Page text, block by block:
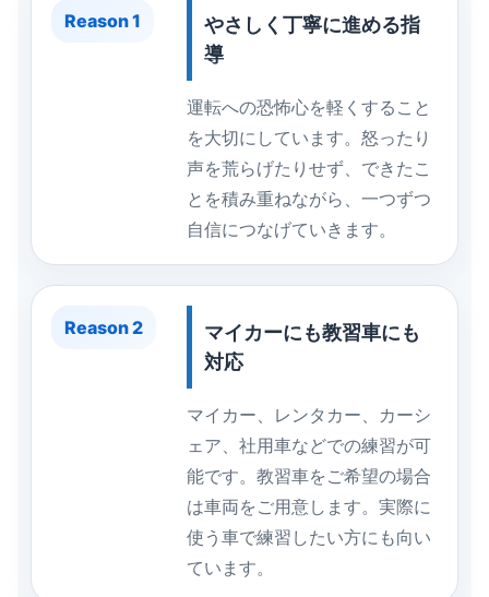
Reason 1
やさしく丁寧に進める指
導
運転への恐怖心を軽くすること
を大切にしています。怒ったり
声を荒らげたりせず、できたこ
とを積み重ねながら、一つずつ
自信につなげていきます。
Reason 2
マイカーにも教習車にも
対応
マイカー、レンタカー、カーシ
ェア、社用車などでの練習が可
能です。教習車をご希望の場合
は車両をご用意します。実際に
使う車で練習したい方にも向い
ています。